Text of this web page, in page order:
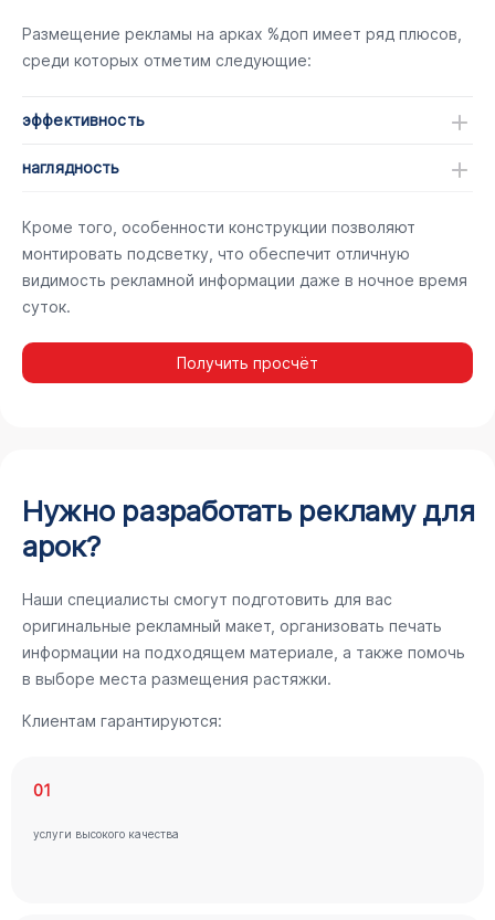
Размещение рекламы на арках %доп имеет ряд плюсов,
среди которых отметим следующие:
эффективность
наглядность
Кроме того, особенности конструкции позволяют
монтировать подсветку, что обеспечит отличную
видимость рекламной информации даже в ночное время
суток.
Получить просчёт
Нужно разработать рекламу для
арок?
Наши специалисты смогут подготовить для вас
оригинальные рекламный макет, организовать печать
информации на подходящем материале, а также помочь
в выборе места размещения растяжки.
Клиентам гарантируются:
01
услуги высокого качества